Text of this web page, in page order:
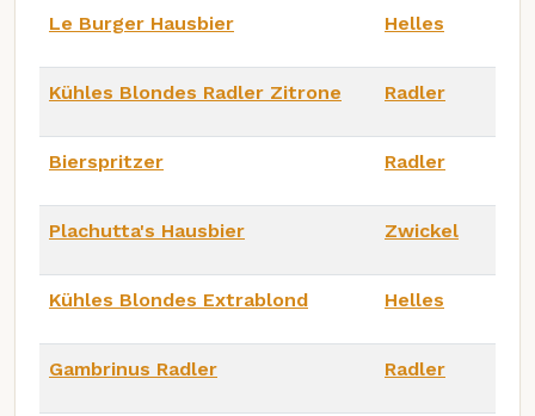
Le Burger Hausbier Helles
Kühles Blondes Radler Zitrone Radler
Bierspritzer Radler
Plachutta's Hausbier Zwickel
Kühles Blondes Extrablond Helles
Gambrinus Radler Radler